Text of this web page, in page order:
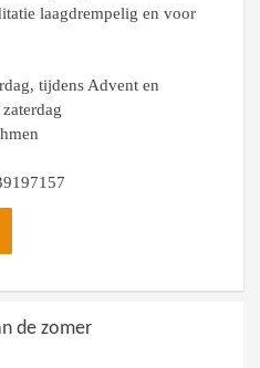
laagdrempelig en voor
tijdens Advent en
de zomer